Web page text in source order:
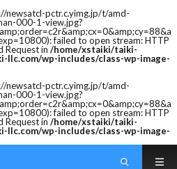
newsatcl-pctr.c.yimg.jp/t/amd-
000-1-view.jpg?
failed to open stream: HTTP
Request in /home/xstaiki/taiki-
llc.com/wp-includes/class-wp-image-
newsatcl-pctr.c.yimg.jp/t/amd-
000-1-view.jpg?
failed to open stream: HTTP
Request in /home/xstaiki/taiki-
llc.com/wp-includes/class-wp-image-